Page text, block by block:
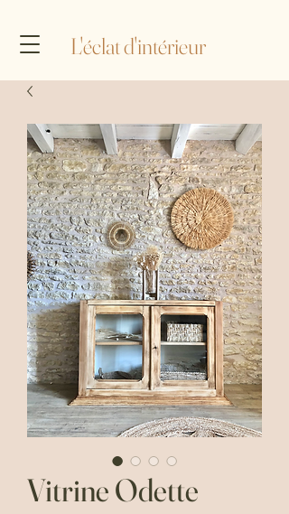
L'éclat d'intérieur
Vitrine Odette